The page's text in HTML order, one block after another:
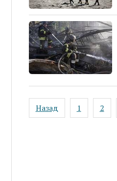
Пагинация
записей
Назад 1 2